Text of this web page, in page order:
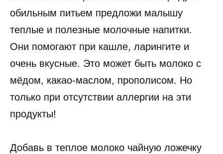
обильным питьем предложи малышу
теплые и полезные молочные напитки.
Они помогают при кашле, ларингите и
очень вкусные. Это может быть молоко с
мёдом, какао-маслом, прополисом. Но
только при отсутствии аллергии на эти
продукты!
Добавь в теплое молоко чайную ложечку